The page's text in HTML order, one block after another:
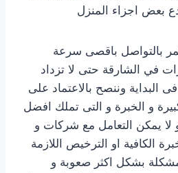
بعض اجزاء المنزل
بالتواصل باقصى سرعة
في الشارقة حتى لا تزداد
البداية وننصح بالاعتماد على
و الخبرة و التى تملك افضل
لا يمكن التعامل مع شركات و
الكافية او الترخيص اللازمة
بشكل اكثر صعوبة و